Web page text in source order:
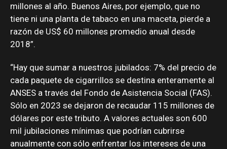
millones al año. Buenos Aires, por ejemplo, que no
tiene ni una planta de tabaco en una maceta, pierde a
razón de US$ 60 millones promedio anual desde
2018”.
“Hay que sumar a nuestros jubilados: 7% del precio de
cada paquete de cigarrillos se destina enteramente al
ANSES a través del Fondo de Asistencia Social (FAS).
Sólo en 2023 se dejaron de recaudar 115 millones de
dólares por este tributo. A valores actuales son 600
mil jubilaciones mínimas que podrían cubrirse
anualmente con sólo enfrentar los intereses de una